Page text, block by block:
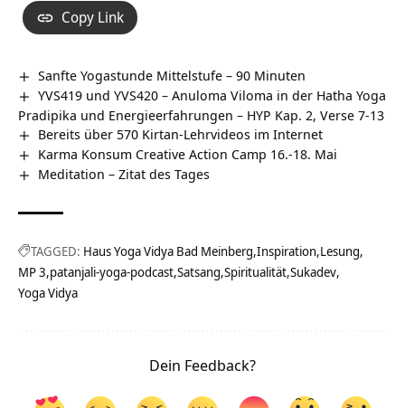
Copy Link
Sanfte Yogastunde Mittelstufe – 90 Minuten
YVS419 und YVS420 – Anuloma Viloma in der Hatha Yoga
Pradipika und Energieerfahrungen – HYP Kap. 2, Verse 7-13
Bereits über 570 Kirtan-Lehrvideos im Internet
Karma Konsum Creative Action Camp 16.-18. Mai
Meditation – Zitat des Tages
TAGGED: Haus Yoga Vidya Bad Meinberg Inspiration Lesung
MP 3 patanjali-yoga-podcast Satsang Spiritualität Sukadev
Yoga Vidya
Dein Feedback?